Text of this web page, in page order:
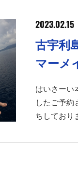
2023.02.15
古宇利
マーメ
はいさーい
したご予約
ちしており